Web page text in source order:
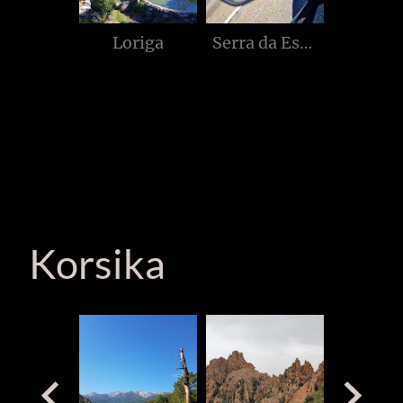
Lissabon
Korsika